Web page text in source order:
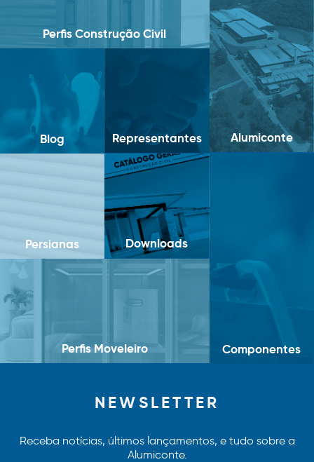
Perfis Construção Civil
Alumiconte
Blog Representantes
Componentes
Persianas Downloads
Perfis Moveleiro
NEWSLETTER
Receba notícias, últimos lançamentos, e tudo sobre a
Alumiconte.